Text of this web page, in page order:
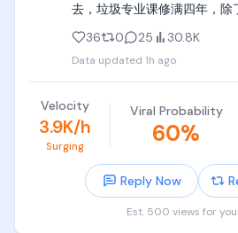
去，垃圾专业课修满四年，除
对于这批人，选调就是最优解。
36 0 25 30.8K
Data updated 1h ago
Velocity
3.9K/h
Surging
Viral Probability
60%
Reply Now
Est. 500 views for